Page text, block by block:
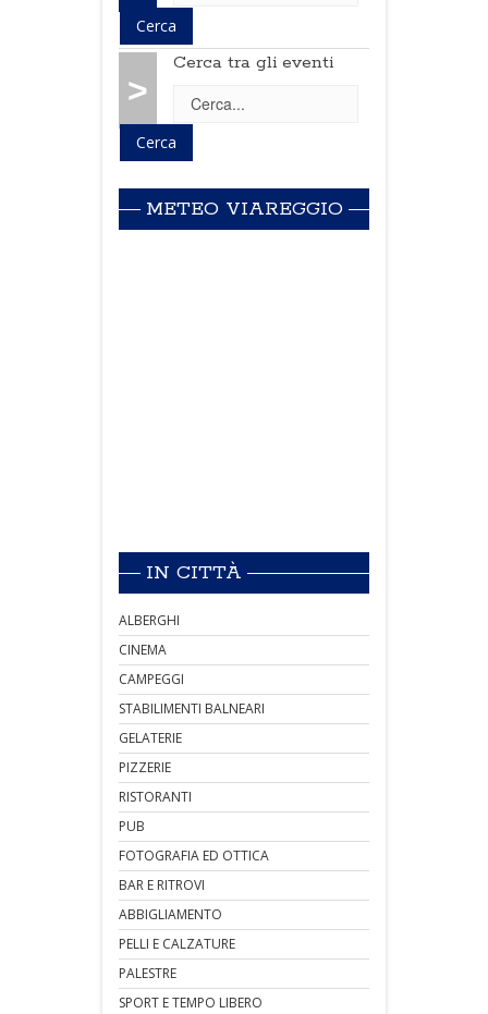
>
Cerca tra gli eventi
METEO VIAREGGIO
IN CITTÀ
ALBERGHI
CINEMA
CAMPEGGI
STABILIMENTI BALNEARI
GELATERIE
PIZZERIE
RISTORANTI
PUB
FOTOGRAFIA ED OTTICA
BAR E RITROVI
ABBIGLIAMENTO
PELLI E CALZATURE
PALESTRE
SPORT E TEMPO LIBERO